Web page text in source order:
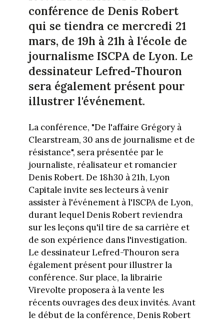
conférence de Denis Robert
qui se tiendra ce mercredi 21
mars, de 19h à 21h à l'école de
journalisme ISCPA de Lyon. Le
dessinateur Lefred-Thouron
sera également présent pour
illustrer l'événement.
La conférence, "De l'affaire Grégory à
Clearstream, 30 ans de journalisme et de
résistance", sera présentée par le
journaliste, réalisateur et romancier
Denis Robert. De 18h30 à 21h, Lyon
Capitale invite ses lecteurs à venir
assister à l'événement à l'ISCPA de Lyon,
durant lequel Denis Robert reviendra
sur les leçons qu'il tire de sa carrière et
de son expérience dans l'investigation.
Le dessinateur Lefred-Thouron sera
également présent pour illustrer la
conférence. Sur place, la librairie
Virevolte proposera à la vente les
récents ouvrages des deux invités. Avant
le début de la conférence, Denis Robert